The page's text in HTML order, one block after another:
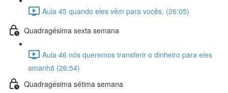
Aula 45 quando eles vêm para vocês. (26:05)
Quadragésima sexta semana
Aula 46 nós queremos transferir o dinheiro para eles
amanhã (26:54)
Quadragésima sétima semana